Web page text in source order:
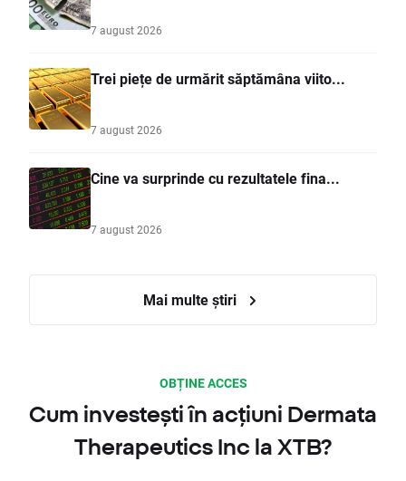
7 august 2026
Trei piețe de urmărit săptămâna viito...
7 august 2026
Cine va surprinde cu rezultatele fina...
7 august 2026
Mai multe știri
OBȚINE ACCES
Cum investești în acțiuni Dermata
Therapeutics Inc la XTB?